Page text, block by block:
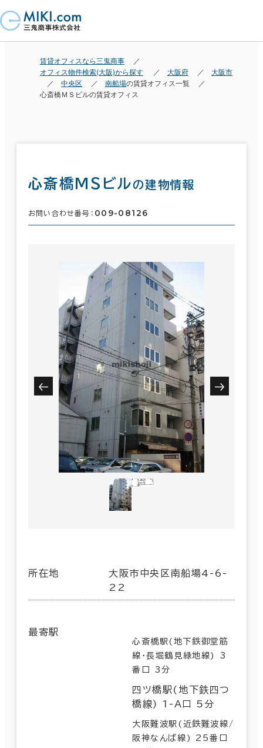
賃貸オフィスなら三鬼商事
オフィス物件検索(大阪)から探す
大阪府
大阪市
中央区
南船場の賃貸オフィス一覧
心斎橋ＭＳビルの賃貸オフィス
心斎橋ＭＳビルの建物情報
お問い合わせ番号： 009-08126
所在地
大阪市中央区南船場4-6-
22
最寄駅
心斎橋駅(地下鉄御堂筋
線･長堀鶴見緑地線) 3
番口 3分
四ツ橋駅(地下鉄四つ
橋線) 1-A口 5分
大阪難波駅(近鉄難波線/
阪神なんば線) 25番口